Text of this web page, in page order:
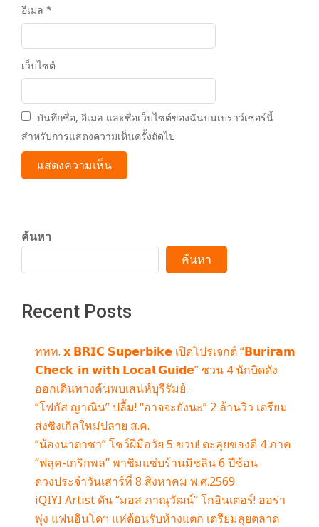
อีเมล *
เว็บไซต์
บันทึกชื่อ, อีเมล และชื่อเว็บไซต์ของฉันบนเบราว์เซอร์นี้
สำหรับการแสดงความเห็นครั้งถัดไป
ค้นหา
ค้นหา
Recent Posts
ททท. 𝘅 𝗕𝗥𝗜𝗖 𝗦𝘂𝗽𝗲𝗿𝗯𝗶𝗸𝗲 เปิดโปรเจกต์ “𝗕𝘂𝗿𝗶𝗿𝗮𝗺
𝗖𝗵𝗲𝗰𝗸-𝗶𝗻 𝘄𝗶𝘁𝗵 𝗟𝗼𝗰𝗮𝗹 𝗚𝘂𝗶𝗱𝗲” ชวน 4 นักบิดดัง
ออกเดินทางค้นพบเสน่ห์บุรีรัมย์
“โฟกัส ญาณิน” ปลื้ม! “อาจจะยังนะ” 2 ล้านวิว เตรียม
ส่งซิงเกิลใหม่ปลาย ส.ค.
“น้องนาตาชา” โชว์ฝีมือวัย 5 ขวบ! ตะลุยของดี 4 ภาค
“ฟลุค-เกริกพล” พาชิมแซ่บร้านมิชลิน 6 ปีซ้อน
ดวงประจำวันเสาร์ที่ 8 สิงหาคม พ.ศ.2569
iQIYI Artist ดัน “มอส ภาณุวัฒน์” โกอินเตอร์! ออร่า
พุ่ง แฟนอินโดฯ แห่ต้อนรับห้างแตก เตรียมลุยตลาด